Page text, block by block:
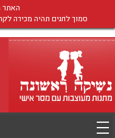
האתר
סמוך לחגים תהיה מכירה